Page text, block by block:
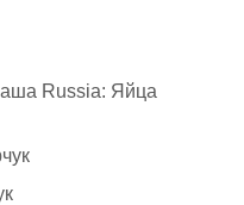
Russia: Яйца